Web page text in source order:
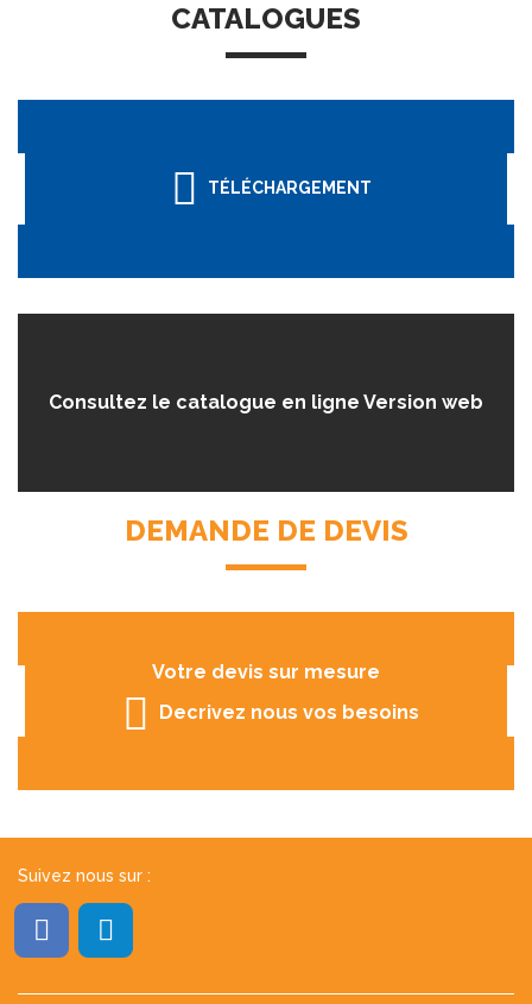
CATALOGUES
TÉLÉCHARGEMENT
Consultez le catalogue en ligne Version web
DEMANDE DE DEVIS
Votre devis sur mesure
Decrivez nous vos besoins
Suivez nous sur :